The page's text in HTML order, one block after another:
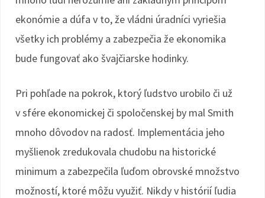
ekonómie a dúfa v to, že vládni úradníci vyriešia
všetky ich problémy a zabezpečia že ekonomika
bude fungovať ako švajčiarske hodinky.
Pri pohľade na pokrok, ktorý ľudstvo urobilo či už
v sfére ekonomickej či spoločenskej by mal Smith
mnoho dôvodov na radosť. Implementácia jeho
myšlienok zredukovala chudobu na historické
minimum a zabezpečila ľuďom obrovské množstvo
možností, ktoré môžu využiť. Nikdy v histórií ľudia